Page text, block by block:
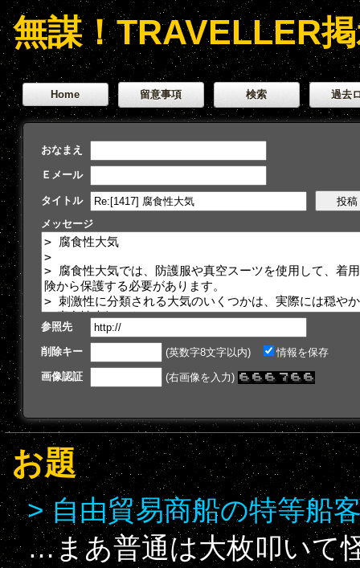
無謀！TRAVELLER
Home 留意事項 検索 過去
おなまえ
Ｅメール
タイトル
メッセージ
参照先
削除キー (英数字8文字以内)
情報を保存
画像認証
(右画像を入力)
お題
> 自由貿易商船の特等船
…まあ普通は大枚叩いて